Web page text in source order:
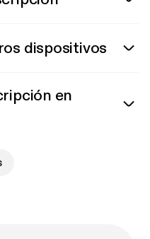
dispositivos
en